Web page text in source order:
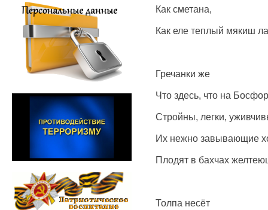
Как сметана,
Как еле теплый мякиш
Гречанки же
Что здесь, что на
Стройны, легки,
Их нежно завывающие
Плодят в бахчах
Толпа несёт